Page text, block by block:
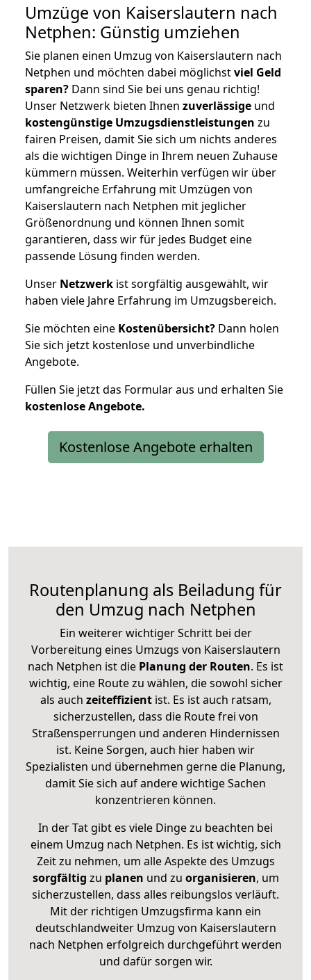
Umzüge von Kaiserslautern nach
Netphen: Günstig umziehen
Sie planen einen Umzug von Kaiserslautern nach
Netphen und möchten dabei möglichstviel Geld
sparen? Dann sind Sie bei uns genau richtig!
Unser Netzwerk bieten Ihnen zuverlässige und
kostengünstige Umzugsdienstleistungen zu
fairen Preisen, damit Sie sich um nichts anderes
als die wichtigen Dinge in Ihrem neuen Zuhause
kümmern müssen. Weiterhin verfügen wir über
umfangreiche Erfahrung mit Umzügen von
Kaiserslautern nach Netphen mit jeglicher
Größenordnung und können Ihnen somit
garantieren, dass wir für jedes Budget eine
passende Lösung finden werden.
Unser Netzwerk ist sorgfältig ausgewählt, wir
haben viele Jahre Erfahrung im Umzugsbereich.
Sie möchten eine Kostenübersicht? Dann holen
Sie sich jetzt kostenlose und unverbindliche
Angebote.
Füllen Sie jetzt das Formular aus und erhalten Sie
kostenloseAngebote.
Kostenlose Angebote erhalten
Routenplanung als Beiladung für
den Umzug nach Netphen
Ein weiterer wichtiger Schritt bei der
Vorbereitung eines Umzugs von Kaiserslautern
nach Netphen ist die Planung der Routen. Es ist
wichtig, eine Route zu wählen, die sowohl sicher
als auch zeiteffizientist. Es ist auch ratsam,
sicherzustellen, dass die Route frei von
Straßensperrungen und anderen Hindernissen
ist. Keine Sorgen, auch hier haben wir
Spezialisten und übernehmen gerne die Planung,
damit Sie sich auf andere wichtige Sachen
konzentrieren können.
In der Tat gibt es viele Dinge zu beachten bei
einem Umzug nach Netphen. Es ist wichtig, sich
Zeit zu nehmen, um alle Aspekte des Umzugs
sorgfältig zu planen und zu organisieren, um
sicherzustellen, dass alles reibungslos verläuft.
Mit der richtigen Umzugsfirma kann ein
deutschlandweiter Umzug von Kaiserslautern
nach Netphen erfolgreich durchgeführt werden
und dafür sorgen wir.